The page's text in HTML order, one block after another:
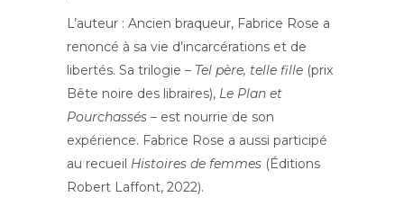
L’auteur : Ancien braqueur, Fabrice Rose a
renoncé à sa vie d’incarcérations et de
libertés. Sa trilogie – Tel père, telle fille (prix
Bête noire des libraires), Le Plan et
Pourchassés – est nourrie de son
expérience. Fabrice Rose a aussi participé
au recueil Histoires de femmes (Éditions
Robert Laffont, 2022).